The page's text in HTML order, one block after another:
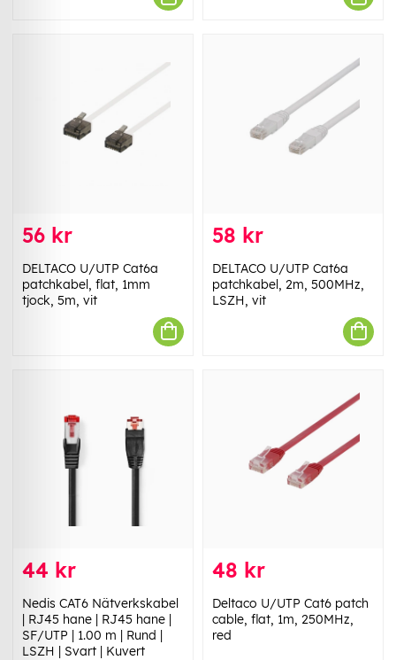
56 kr
DELTACO U/UTP Cat6a
patchkabel, flat, 1mm
tjock, 5m, vit
58 kr
DELTACO U/UTP Cat6a
patchkabel, 2m, 500MHz,
LSZH, vit
44 kr
Nedis CAT6 Nätverkskabel
| RJ45 hane | RJ45 hane |
SF/UTP | 1.00 m | Rund |
LSZH | Svart | Kuvert
48 kr
Deltaco U/UTP Cat6 patch
cable, flat, 1m, 250MHz,
red